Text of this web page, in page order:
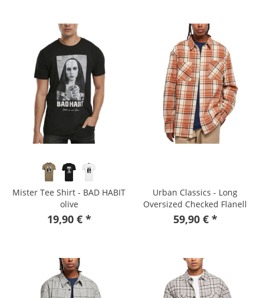
Mister Tee Shirt - BAD HABIT
olive
19,90 € *
Urban Classics - Long
Oversized Checked Flanell
Shirt
59,90 € *